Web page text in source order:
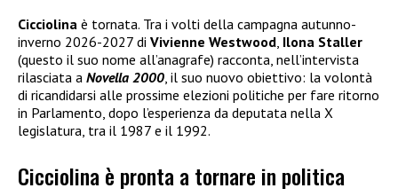
Cicciolina è tornata. Tra i volti della campagna autunno-
inverno 2026-2027 di Vivienne Westwood, Ilona Staller
(questo il suo nome all’anagrafe) racconta, nell’intervista
rilasciata a Novella 2000, il suo nuovo obiettivo: la volontà
di ricandidarsi alle prossime elezioni politiche per fare ritorno
in Parlamento, dopo l’esperienza da deputata nella X
legislatura, tra il 1987 e il 1992.
Cicciolina è pronta a tornare in politica